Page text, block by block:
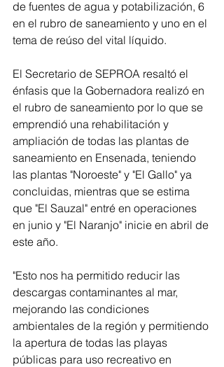
de fuentes de agua y potabilización, 6
en el rubro de saneamiento y uno en el
tema de reúso del vital líquido.
El Secretario de SEPROA resaltó el
énfasis que la Gobernadora realizó en
el rubro de saneamiento por lo que se
emprendió una rehabilitación y
ampliación de todas las plantas de
saneamiento en Ensenada, teniendo
las plantas "Noroeste" y "El Gallo" ya
concluidas, mientras que se estima
que "El Sauzal" entré en operaciones
en junio y "El Naranjo" inicie en abril de
este año.
"Esto nos ha permitido reducir las
descargas contaminantes al mar,
mejorando las condiciones
ambientales de la región y permitiendo
la apertura de todas las playas
públicas para uso recreativo en